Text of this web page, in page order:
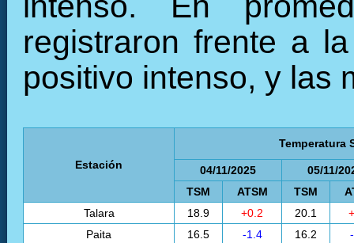
registraron frente a
positivo intenso, y las
Estación
Temperatura
04/11/2025
05/11/
TSM
ATSM TSM
Talara
18.9 +0.2 20.1
Paita
16.5 -1.4 16.2